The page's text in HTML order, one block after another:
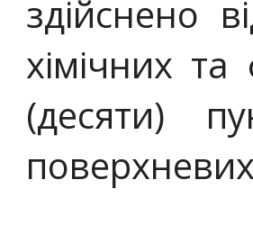
здійснено
хімічних та
(десяти)